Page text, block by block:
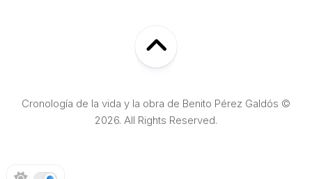
Cronología de la vida y la obra de Benito Pérez Galdós ©
2026. All Rights Reserved.